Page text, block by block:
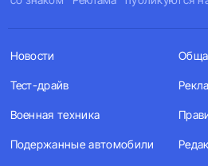
Новости
Тест-драйв
Военная техника
Подержанные автомобили